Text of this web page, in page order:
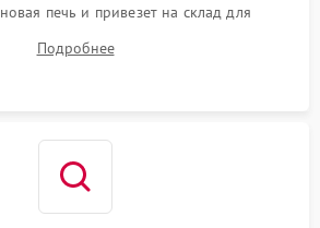
печь и привезет на склад для
Подробнее